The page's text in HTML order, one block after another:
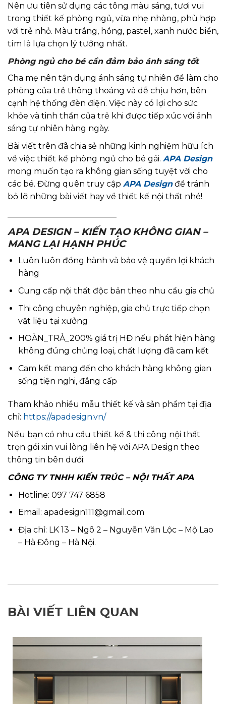
Nên ưu tiên sử dụng các tông màu sáng, tươi vui
trong thiết kế phòng ngủ, vừa nhẹ nhàng, phù hợp
với trẻ nhỏ. Màu trắng, hồng, pastel, xanh nước biển,
tím là lựa chọn lý tưởng nhất.
Phòng ngủ cho bé cần đảm bảo ánh sáng tốt
Cha mẹ nên tận dụng ánh sáng tự nhiên để làm cho
phòng của trẻ thông thoáng và dễ chịu hơn, bên
cạnh hệ thống đèn điện. Việc này có lợi cho sức
khỏe và tinh thần của trẻ khi được tiếp xúc với ánh
sáng tự nhiên hàng ngày.
Bài viết trên đã chia sẻ những kinh nghiệm hữu ích
về việc thiết kế phòng ngủ cho bé gái. APA Design
mong muốn tạo ra không gian sống tuyệt vời cho
các bé. Đừng quên truy cập APA Designđể tránh
bỏ lỡ những bài viết hay về thiết kế nội thất nhé!
APA DESIGN – KIẾN TẠO KHÔNG GIAN –
MANG LẠI HẠNH PHÚC
Luôn luôn đồng hành và bảo vệ quyền lợi khách
hàng
Cung cấp nội thất độc bản theo nhu cầu gia chủ
Thi công chuyên nghiệp, gia chủ trực tiếp chọn
vật liệu tại xưởng
HOÀN_TRẢ_200% giá trị HĐ nếu phát hiện hàng
không đúng chủng loại, chất lượng đã cam kết
Cam kết mang đến cho khách hàng không gian
sống tiện nghi, đẳng cấp
Tham khảo nhiều mẫu thiết kế và sản phẩm tại địa
chỉ: https://apadesign.vn/
Nếu bạn có nhu cầu thiết kế & thi công nội thất
trọn gói xin vui lòng liên hệ với APA Design theo
thông tin bên dưới:
CÔNG TY TNHH KIẾN TRÚC – NỘI THẤT APA
Hotline: 097 747 6858
Email: apadesign111@gmail.com
Địa chỉ: LK 13 – Ngõ 2 – Nguyễn Văn Lộc – Mộ Lao
– Hà Đông – Hà Nội.
BÀI VIẾT LIÊN QUAN